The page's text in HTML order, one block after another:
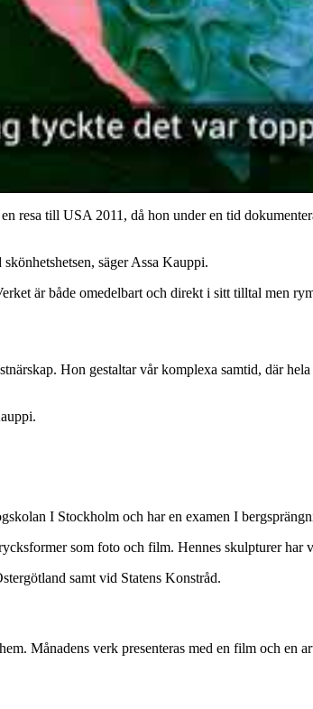
resa till USA 2011, då hon under en tid
säger Assa Kauppi.
är både omedelbart och direkt i sitt tilltal men
Hon gestaltar vår komplexa samtid, där
I Stockholm och har en examen I
som foto och film. Hennes skulpturer
samt vid Statens Konstråd.
Månadens verk presenteras med en film och en